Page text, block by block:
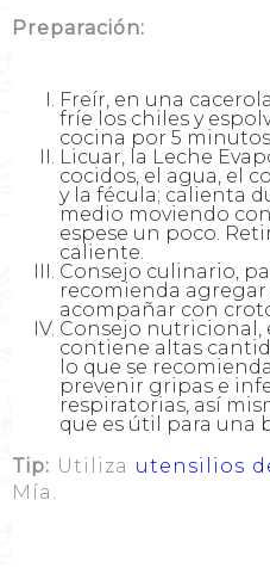
Preparación:
Freír, en una
fríe los chiles y
cocina por 5 minutos
Licuar, la Leche
cocidos, el agua, el
y la fécula; calienta
medio moviendo
espese un poco.
caliente.
Consejo culinario,
recomienda
acompañar con
Consejo nutricional,
contiene altas
lo que se
prevenir gripas e
respiratorias, así
que es útil para una
Tip: Utiliza utensilios
Mía.